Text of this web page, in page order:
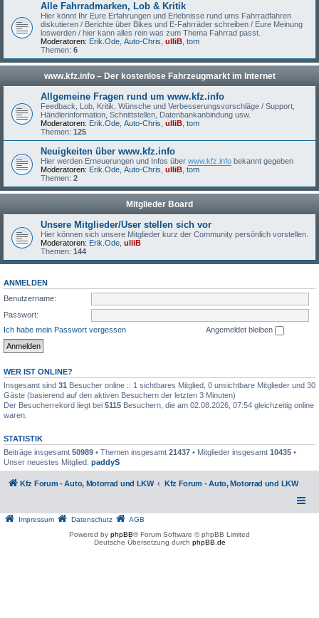
Alle Fahrradmarken, Lob & Kritik
Hier könnt Ihr Eure Erfahrungen und Erlebnisse rund ums Fahrradfahren
diskutieren / Berichte über Bikes und E-Fahrräder schreiben / Eure Meinung
loswerden / hier kann alles rein was zum Thema Fahrrad passt.
Moderatoren: Erik.Ode Auto-Chris ulliB tom
Themen: 6
www.kfz.info – Der kostenlose Fahrzeugmarkt im Internet
Allgemeine Fragen rund um www.kfz.info
Feedback, Lob, Kritik, Wünsche und Verbesserungsvorschläge / Support,
Händlerinformation, Schnittstellen, Datenbankanbindung usw.
Moderatoren: Erik.Ode Auto-Chris ulliB tom
Themen: 125
Neuigkeiten über www.kfz.info
Hier werden Erneuerungen und Infos über www.kfz.info bekannt gegeben
Moderatoren: Erik.Ode Auto-Chris ulliB tom
Themen: 2
Mitglieder Board
Unsere Mitglieder/User stellen sich vor
Hier können sich unsere Mitglieder kurz der Community persönlich vorstellen.
Moderatoren: Erik.Ode ulliB
Themen: 144
ANMELDEN
Benutzername:
Passwort:
Ich habe mein Passwort vergessen
Angemeldet bleiben
WER IST ONLINE?
Insgesamt sind 31 Besucher online :: 1 sichtbares Mitglied, 0 unsichtbare Mitglieder und 30
Gäste (basierend auf den aktiven Besuchern der letzten 3 Minuten)
Der Besucherrekord liegt bei 5115 Besuchern, die am 02.08.2026, 07:54 gleichzeitig online
waren.
STATISTIK
Beiträge insgesamt 50989 • Themen insgesamt 21437 • Mitglieder insgesamt 10435 •
Unser neuestes Mitglied: paddyS
Kfz Forum - Auto, Motorrad und LKW Kfz Forum - Auto, Motorrad und LKW
Impressum Datenschutz
AGB
Powered by phpBB® Forum Software © phpBB Limited
Deutsche Übersetzung durch phpBB.de